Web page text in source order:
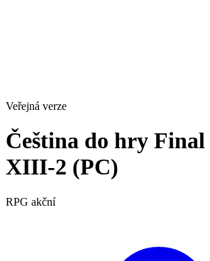
Veřejná verze
Čeština do hry Final
XIII-2 (PC)
RPG akční